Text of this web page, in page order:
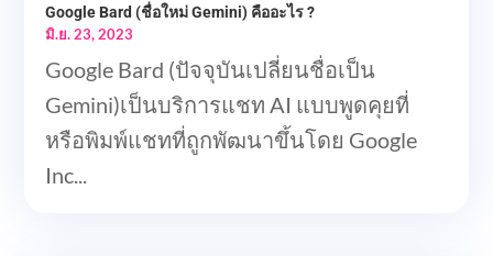
Google Bard (ชื่อใหม่ Gemini) คืออะไร ?
มิ.ย. 23, 2023
Google Bard (ปัจจุบันเปลี่ยนชื่อเป็น
Gemini)เป็นบริการแชท AI แบบพูดคุยที่
หรือพิมพ์แชทที่ถูกพัฒนาขึ้นโดย Google
Inc...